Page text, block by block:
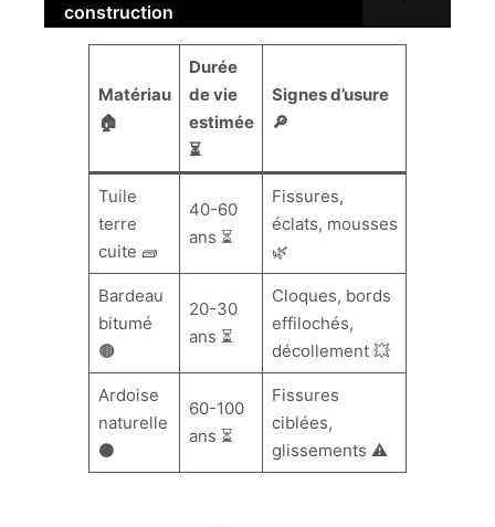
construction
Matériau
🏠
Durée
de vie
estimée
⏳
Signes d’usure
🔎
Tuile
terre
cuite 🧱
40-60
ans ⏳
Fissures,
éclats, mousses
🌿
Bardeau
bitumé
🟤
20-30
ans ⏳
Cloques, bords
effilochés,
décollement 💥
Ardoise
naturelle
⚫
60-100
ans ⏳
Fissures
ciblées,
glissements ⚠️